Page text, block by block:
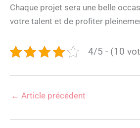
Chaque projet sera une belle
votre talent et de profiter
4/5 - (10
← Article précédent